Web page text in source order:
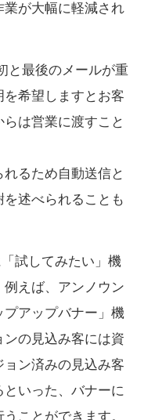
が大幅に軽減され
と最後のメールが重
希望しますとお客
は営業に渡すこと
るため自動送信と
述べられることも
試してみたい」機
えば、アンノウン
アップバナー」機
の見込み客には資
ン済みの見込み客
いった、バナーに
ことができます。